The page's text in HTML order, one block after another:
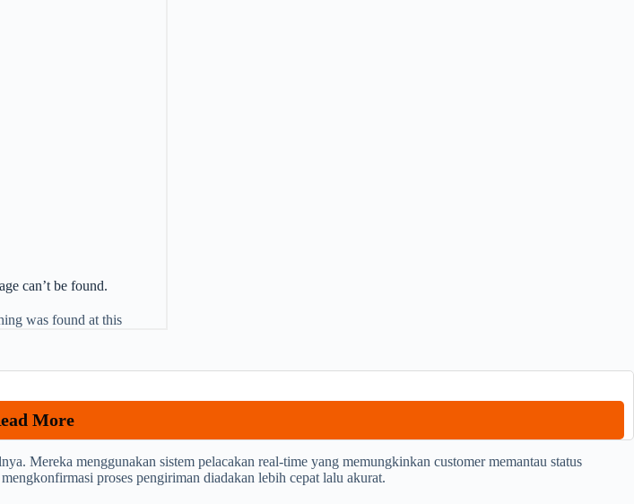
More
Mereka menggunakan sistem pelacakan real-time yang memungkinkan customer memantau status
proses pengiriman diadakan lebih cepat lalu akurat.